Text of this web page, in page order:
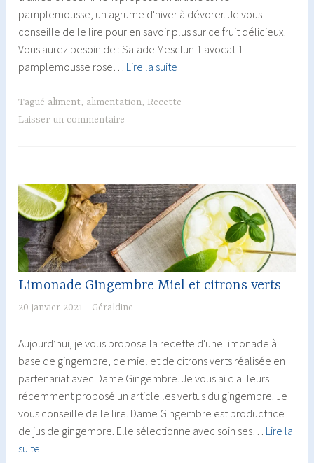
pamplemousse, un agrume d'hiver à dévorer. Je vous
conseille de le lire pour en savoir plus sur ce fruit délicieux.
Vous aurez besoin de : Salade Mesclun 1 avocat 1
pamplemousse rose… Lire la suite
et
Tagué aliment, alimentation, Recette
Laisser un commentaire
Limonade Gingembre Miel et citrons verts
20 janvier 2021 Géraldine
Aujourd’hui, je vous propose la recette d'une limonade à
base de gingembre, de miel et de citrons verts réalisée en
partenariat avec Dame Gingembre. Je vous ai d'ailleurs
récemment proposé un article les vertus du gingembre. Je
vous conseille de le lire. Dame Gingembre est productrice
de jus de gingembre. Elle sélectionne avec soin ses… Lire la
suite